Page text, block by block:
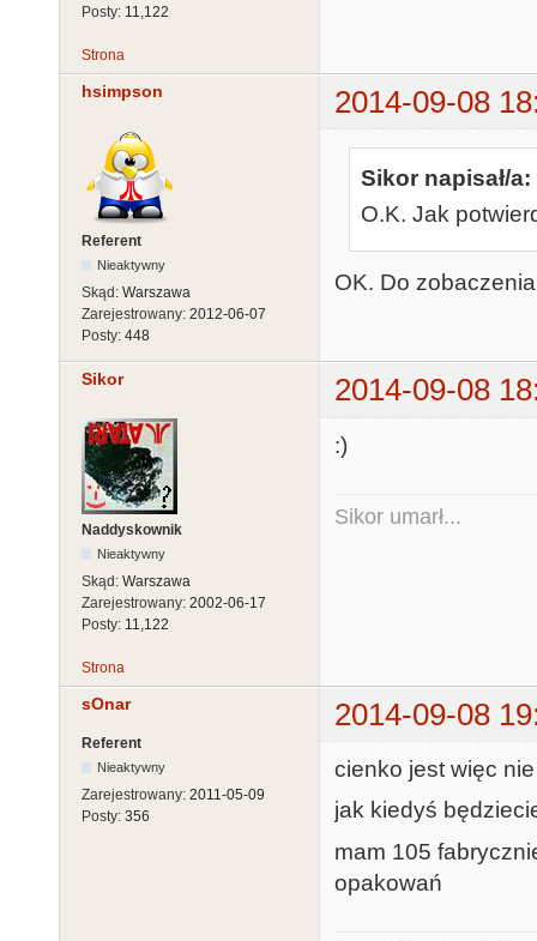
Posty: 11,122
Strona
hsimpson 2014-09-08
Referent
Nieaktywny
Skąd: Warszawa
Zarejestrowany: 2012-06-07
Posty: 448
Sikor napisał/a:
O.K. Jak
OK. Do
Sikor 2014-09-08
Naddyskownik
Nieaktywny
Skąd: Warszawa
Zarejestrowany: 2002-06-17
Posty: 11,122
:)
Sikor umarł...
Strona
sOnar 2014-09-08
Referent
Nieaktywny
Zarejestrowany: 2011-05-09
Posty: 356
cienko jest więc
jak kiedyś
mam 105
opakowań